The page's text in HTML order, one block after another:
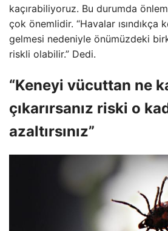
kaçırabiliyoruz. Bu durumda
çok önemlidir. “Havalar ısındıkça
gelmesi nedeniyle önümüzdeki
riskli olabilir.” Dedi.
“Keneyi vücuttan ne
çıkarırsanız riski o
azaltırsınız”